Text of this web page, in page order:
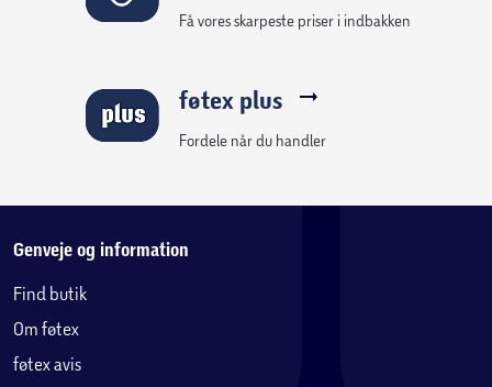
Få vores skarpeste priser i indbakken
føtex plus
Fordele når du handler
Genveje og information
Find butik
Om føtex
føtex avis